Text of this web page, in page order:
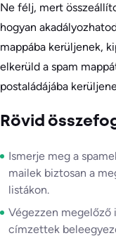
Ne félj, mert
hogyan
mappába kerüljenek,
elkerüld a spam
postaládájába
Rövid
Ismerje meg a
mailek biztosan a
listákon.
Végezzen megelőző
címzettek